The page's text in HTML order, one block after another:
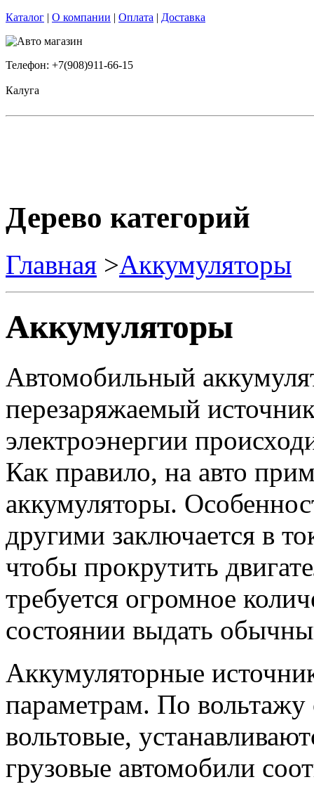
Каталог | О компании | Оплата | Доставка
Телефон: +7(908)911-66-15
Калуга
Дерево категорий
Главная >Аккумуляторы
Аккумуляторы
Автомобильный
перезаряжаемый
электроэнергии
Как правило, на авто
аккумуляторы.
другими заключается в
чтобы прокрутить
требуется огромное
состоянии выдать
Аккумуляторные
параметрам. По
вольтовые,
грузовые автомобили